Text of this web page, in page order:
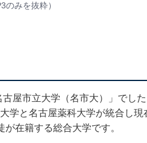
みを抜粋）
屋市立大学（名市大）」でし
学と名古屋薬科大学が統合し現
在籍する総合大学です。